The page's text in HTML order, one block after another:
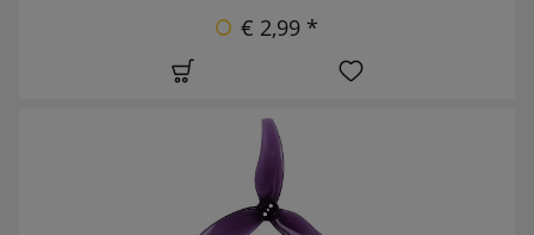
€ 2,99 *